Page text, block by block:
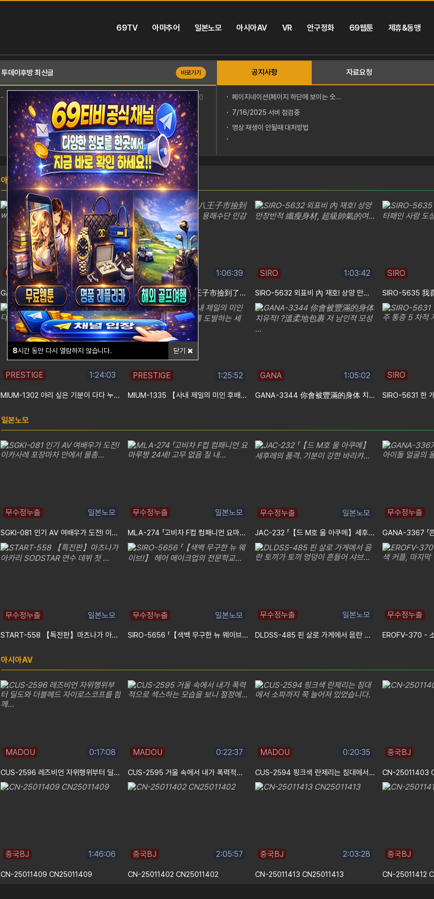
69TV 아마추어 일본노모 아시아AV VR 안구정화 69웹툰 제휴&동맹
8시간 동안 다시 열람하지 않습니다. 닫기
투데이후방 최신글 바로가기
게시물 없습니다. 00-00
공지사항 자료요청
페이지네이션(페이지 하단에 보이는 숫자(1, 2, 3, ...))
7/16/2025 서버 점검중
영상 재생이 안될때 대처방법
아마추어
GANA-3356 탑승 후 일회 경안 건 w 명랑 또 호상 학적
GANA 0:59:19
GANA-3357 我在八王子市撿到了第四位第一美女！ 용해수단 민감적 유두 …
GANA 1:06:39
SIRO-5632 외표비 內 재호! 상양 만창반적 纖瘦身材, 超級帥氣的여…
SIRO 1:03:42 SIRO
MIUM-1302 야리 싶은 기분이 다다 누설의 스타일 발군 미녀! 마음…
PRESTIGE 1:24:03
MIUM-1335 【사내 제일의 미인 후배와 W불륜】남자를 도발하는 세로…
PRESTIGE 1:25:52
GANA-3344 你會被豐滿的身体 치유적! ?溫柔地包裹 저 남인적 모성 …
GANA 1:05:02 SIRO
일본노모
SGKI-081 인기 AV 여배우가 도전! 이카사레 포장마차 안에서 물총…
무수정누출 일본노모
MLA-274 「고비차 F컵 컴패니언 요마루짱 24세! 고무 없음 질 내…
무수정누출 일본노모
JAC-232 「【드 M호 울 아쿠메】세후레의 품격. 기분이 강한 바리캬…
무수정누출 일본노모 무수정누출
START-558 【특전판】마츠나가 아카리 SODSTAR 연수 데뷔 첫 …
무수정누출 일본노모
SIRO-5656 「【색백 무구한 뉴 웨이브!】 헤어 메이크업의 전문학교…
무수정누출 일본노모
DLDSS-485 핀 살로 가게에서 음란 토끼가 토끼 엉덩이 흔들어 샤브…
무수정누출 일본노모 무수정누출
아시아AV
CUS-2596 레즈비언 자위행위부터 딜도와 더블헤드 자이로스코프를 함께…
MADOU 0:17:08
CUS-2595 거울 속에서 내가 폭력적으로 섹스하는 모습을 보니 절정에…
MADOU 0:22:37
CUS-2594 핑크색 란제리는 침대에서 소파까지 쭉 늘어져 있었습니다.
MADOU 0:20:35
CN-25011403
중국BJ
CN-25011409 CN25011409
중국BJ 1:46:06
CN-25011402 CN25011402
중국BJ 2:05:57
CN-25011413 CN25011413
중국BJ 2:03:28
CN-25011412
중국BJ